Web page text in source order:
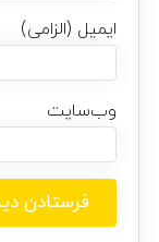
ایمیل (الزامی)
وب‌سایت